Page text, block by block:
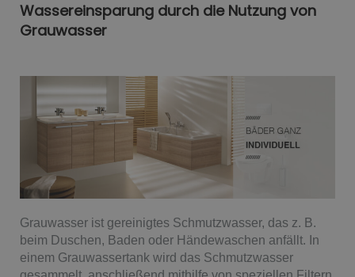
Wassereinsparung durch die Nutzung von
Grauwasser
Grauwasser ist gereinigtes Schmutzwasser, das z. B.
beim Duschen, Baden oder Händewaschen anfällt. In
einem Grauwassertank wird das Schmutzwasser